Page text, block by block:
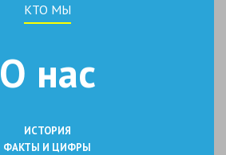
КТО МЫ
О нас
ИСТОРИЯ
ФАКТЫ И ЦИФРЫ